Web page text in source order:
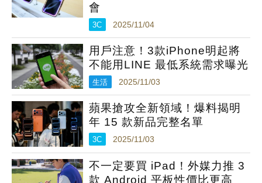
會
3C 2025/11/04
用戶注意！3款iPhone明起將
不能用LINE 最低系統需求曝光
生活 2025/11/03
蘋果搶攻全新領域！爆料揭明
年 15 款新品完整名單
3C 2025/11/03
不一定要買 iPad！外媒力推 3
款 Android 平板性價比更高